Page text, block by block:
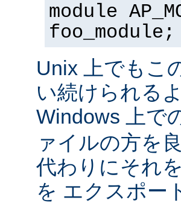
module
foo_module;
Unix 上でもこ
い続けられる
Windows 上で
ァイルの方を
代わりにそれ
を エクスポー